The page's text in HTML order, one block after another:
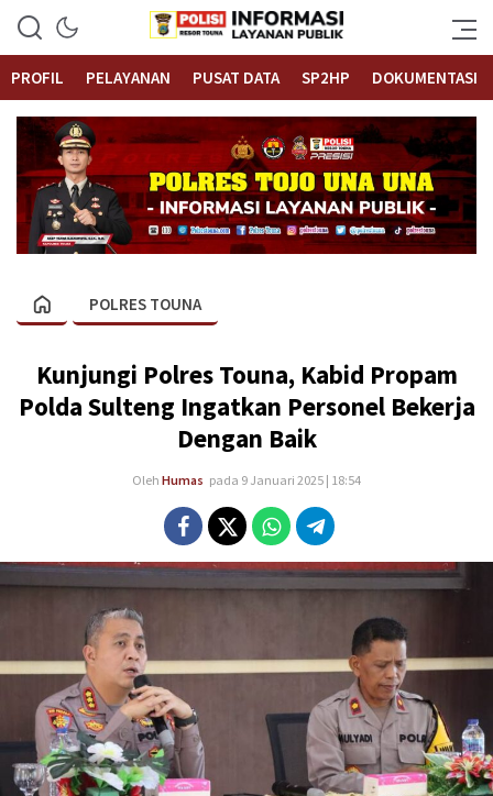
Polrestouna.com
Informasi Layanan Publik
PROFIL
PELAYANAN PUSAT DATA SP2HP DOKUMENTASI
POLRES TOUNA
Kunjungi Polres Touna, Kabid Propam
Polda Sulteng Ingatkan Personel Bekerja
Dengan Baik
Oleh Humas pada 9 Januari 2025 | 18:54